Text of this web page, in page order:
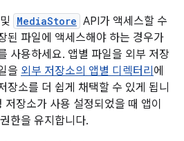
MediaStore API가 액세스할 수
된 파일에 액세스해야 하는 경우가
사용하세요. 앱별 파일을 외부 저장
을 외부 저장소의 앱별 디렉터리 에
장소를 더 쉽게 채택할 수 있게 됩니
장소가 사용 설정되었을 때 앱이
한을 유지합니다.